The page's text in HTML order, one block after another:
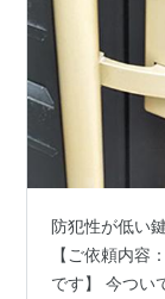
防犯性が低い
【ご依頼内容
です】 今つい